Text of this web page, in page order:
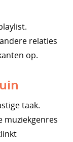
relaties
op.
taak.
muziekgenres